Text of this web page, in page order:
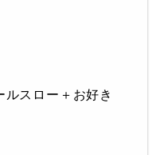
ルスロー＋お好き